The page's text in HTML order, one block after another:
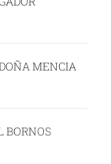
MENCIA
BORNOS